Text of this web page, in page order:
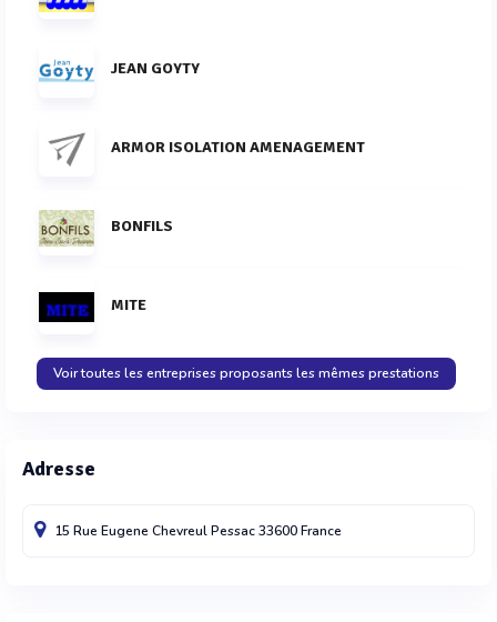
JEAN GOYTY
ARMOR ISOLATION AMENAGEMENT
BONFILS
MITE
Voir toutes les entreprises proposants les mêmes prestations
Adresse
15 Rue Eugene ChevreulPessac33600France